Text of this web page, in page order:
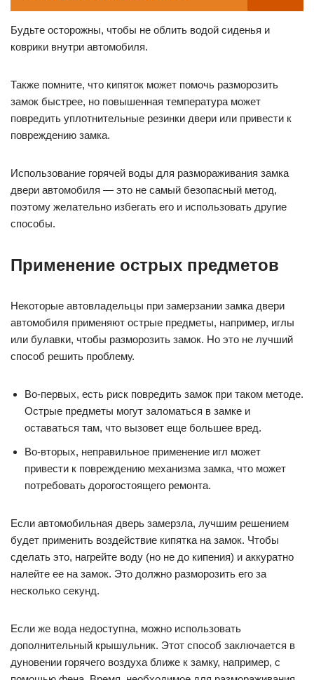
Будьте осторожны, чтобы не облить водой сиденья и
коврики внутри автомобиля.
Также помните, что кипяток может помочь разморозить
замок быстрее, но повышенная температура может
повредить уплотнительные резинки двери или привести к
повреждению замка.
Использование горячей воды для размораживания замка
двери автомобиля — это не самый безопасный метод,
поэтому желательно избегать его и использовать другие
способы.
Применение острых предметов
Некоторые автовладельцы при замерзании замка двери
автомобиля применяют острые предметы, например, иглы
или булавки, чтобы разморозить замок. Но это не лучший
способ решить проблему.
Во-первых, есть риск повредить замок при таком методе.
Острые предметы могут заломаться в замке и
оставаться там, что вызовет еще большее вред.
Во-вторых, неправильное применение игл может
привести к повреждению механизма замка, что может
потребовать дорогостоящего ремонта.
Если автомобильная дверь замерзла, лучшим решением
будет применить воздействие кипятка на замок. Чтобы
сделать это, нагрейте воду (но не до кипения) и аккуратно
налейте ее на замок. Это должно разморозить его за
несколько секунд.
Если же вода недоступна, можно использовать
дополнительный крышульник. Этот способ заключается в
дуновении горячего воздуха ближе к замку, например, с